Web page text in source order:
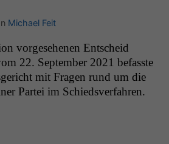
Michael Feit
vorge­se­henen Entscheid
22. Sep­tem­ber 2021 befasste
mit Fra­gen rund um die
Partei im Schiedsverfahren.